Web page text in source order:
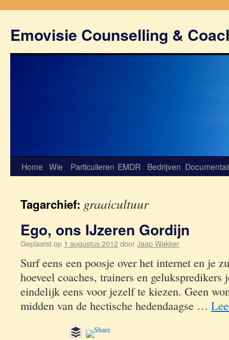
Emovisie Counselling &
Home Wie Particulieren EMDR Bedrijven
Tagarchief: graaicultuur
Ego, ons IJzeren Gordijn
Geplaatst op 1 augustus 2012doorJaap Wakker
Surf eens een poosje over het internet en je
hoeveel coaches, trainers en gelukspredikers
eindelijk eens voor jezelf te kiezen. Geen
midden van de hectische hedendaagse …